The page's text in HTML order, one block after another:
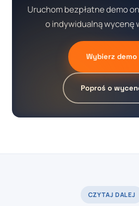
Uruchom bezpłatne demo
o indywidualną wycenę
Wybierz demo
Poproś o
CZYTAJ DALEJ